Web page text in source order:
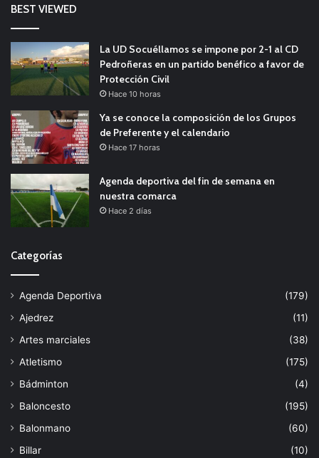
BEST VIEWED
La UD Socuéllamos se impone por 2-1 al CD
Pedroñeras en un partido benéfico a favor de
Protección Civil
Hace 10 horas
Ya se conoce la composición de los Grupos
de Preferente y el calendario
Hace 17 horas
Agenda deportiva del fin de semana en
nuestra comarca
Hace 2 días
Categorías
Agenda Deportiva
(179)
Ajedrez
(11)
Artes marciales
(38)
Atletismo
(175)
Bádminton
(4)
Baloncesto
(195)
Balonmano
(60)
Billar
(10)